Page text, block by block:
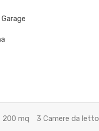
200 mq 3 Camere da letto